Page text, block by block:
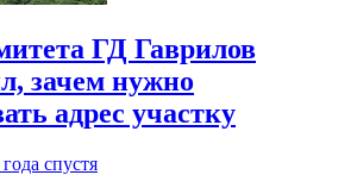
ГД Гаврилов
зачем нужно
адрес участку
года спустя